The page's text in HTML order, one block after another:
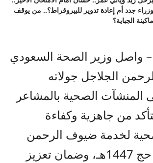
وزراء جدد أم إعادة تدوير للبيروقراط؟.. من يوقف
ماكينة الجباية؟
واصل وزير الصحة السعودي
الجلاجل جولاته
المنشآت الصحية بالمشاعر
من جاهزية وكفاءة
لخدمة ضيوف الرحمن
خلال موسم حج 1447هـ، وضمان تعزيز